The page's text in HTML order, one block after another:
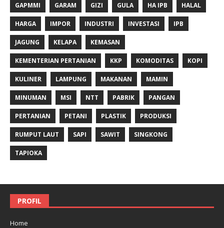
GAPMMI GARAM GIZI GULA HA IPB HALAL
HARGA IMPOR INDUSTRI INVESTASI IPB
JAGUNG KELAPA KEMASAN
KEMENTERIAN PERTANIAN KKP KOMODITAS KOPI
KULINER LAMPUNG MAKANAN MAMIN
MINUMAN MSI NTT PABRIK PANGAN
PERTANIAN PETANI PLASTIK PRODUKSI
RUMPUT LAUT SAPI SAWIT SINGKONG
TAPIOKA
PROFIL
Home